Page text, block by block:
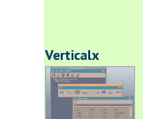
Verticalx